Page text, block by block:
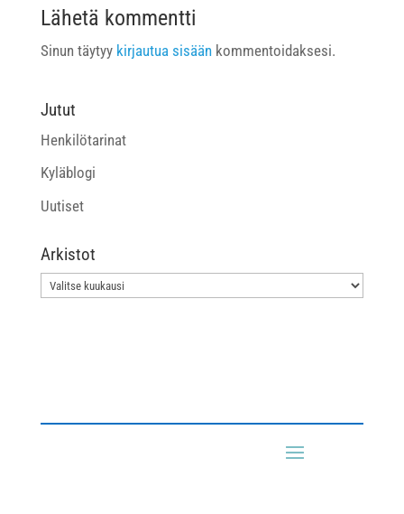
Lähetä kommentti
Sinun täytyy kirjautua sisäänkommentoidaksesi.
Jutut
Henkilötarinat
Kyläblogi
Uutiset
Arkistot
Arkistot